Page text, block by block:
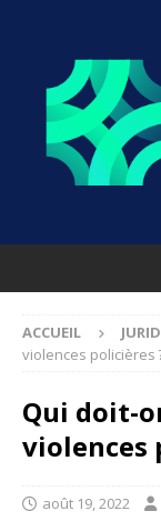
ACCUEIL
violences policières
Qui doit-
violences
août 19, 2022